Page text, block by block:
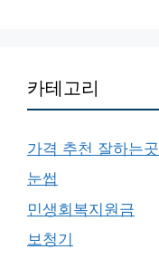
카테고리
가격 추천 잘하는곳
눈썹
민생회복지원금
보청기